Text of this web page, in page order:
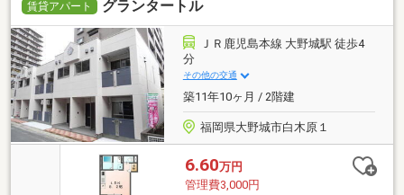
賃貸アパート グランタートル
ＪＲ鹿児島本線 大野城駅 徒歩4
分
その他の交通
築11年10ヶ月 / 2階建
福岡県大野城市白木原１
6.60万円
管理費3,000円